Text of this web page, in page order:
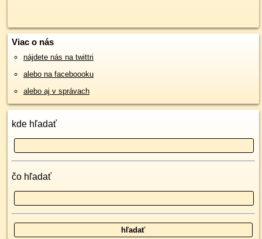
Viac o nás
nájdete nás na twittri
alebo na faceboooku
alebo aj v správach
kde hľadať
čo hľadať